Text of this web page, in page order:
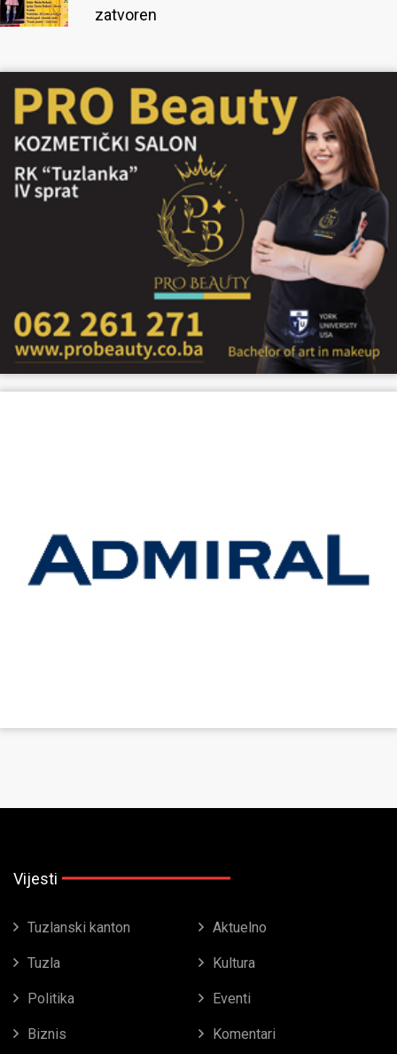
zatvoren
Vijesti
Tuzlanski kanton Aktuelno
Tuzla Kultura
Politika Eventi
Biznis Komentari